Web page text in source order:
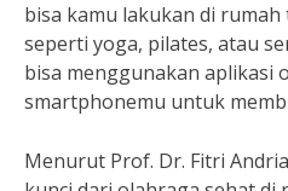
bisa kamu lakukan di
seperti yoga, pilates, atau
bisa menggunakan aplikasi
smartphonemu untuk
Menurut Prof. Dr. Fitri